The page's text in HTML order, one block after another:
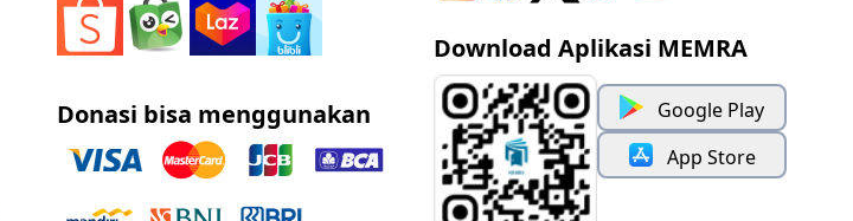
Donasi bisa menggunakan
Download Aplikasi MEMRA
Google Play
App Store